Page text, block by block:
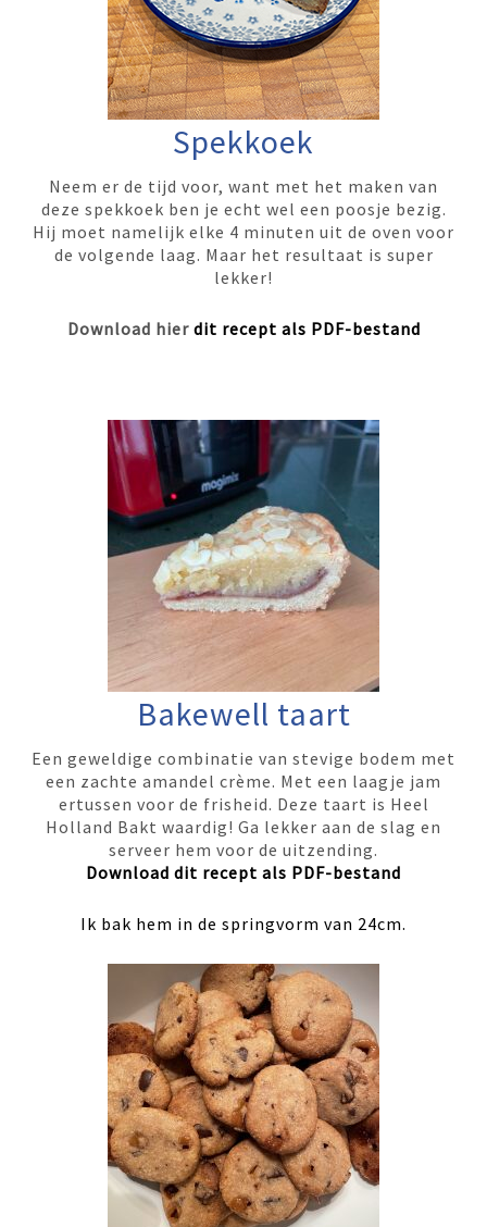
Spekkoek
Neem er de tijd voor, want met het maken van
deze spekkoek ben je echt wel een poosje bezig.
Hij moet namelijk elke 4 minuten uit de oven voor
de volgende laag. Maar het resultaat is super
lekker!
Download hier dit recept als PDF-bestand
Bakewell taart
Een geweldige combinatie van stevige bodem met
een zachte amandel crème. Met een laagje jam
ertussen voor de frisheid. Deze taart is Heel
Holland Bakt waardig! Ga lekker aan de slag en
serveer hem voor de uitzending.
Download dit recept als PDF-bestand
Ik bak hem in de springvorm van 24cm.